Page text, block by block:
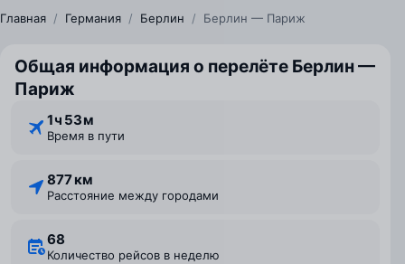
Главная / Германия / Берлин / Берлин — Париж
Общая информация о перелёте Берлин —
Париж
1 ⁠ч 53 ⁠м
Время в пути
877 км
Расстояние между городами
68
Количество рейсов в неделю